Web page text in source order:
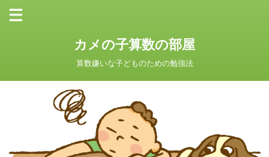
カメの子算数の部屋
算数嫌いな子どものための勉強法